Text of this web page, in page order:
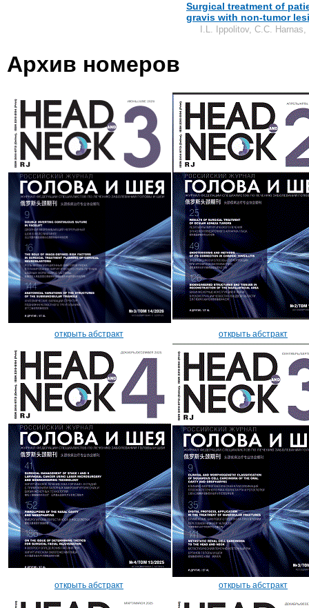
Surgical treatment of
gravis with non-tumor
I.L. Ippolitov, С.С.
Архив номеров
открыть абстракт открыть абстракт
открыть абстракт открыть абстракт